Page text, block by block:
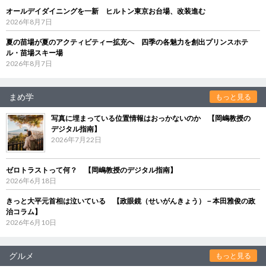
オールデイダイニングを一新 ヒルトン東京お台場、改装進む
2026年8月7日
夏の苗場が夏のアクティビティー拡充へ 四季の各魅力を創出プリンスホテ
ル・苗場スキー場
2026年8月7日
まめ学 もっと見る
写真に埋まっている位置情報はおっかないのか 【岡嶋教授の
デジタル指南】
2026年7月22日
ゼロトラストって何？ 【岡嶋教授のデジタル指南】
2026年6月18日
きっと大平元首相は泣いている 【政眼鏡（せいがんきょう）－本田雅俊の政
治コラム】
2026年6月10日
グルメ もっと見る